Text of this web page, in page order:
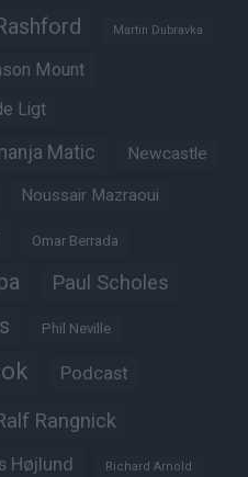
Martin Dubravka
Mount
Ligt
Matic Newcastle
Noussair Mazraoui
Omar Berrada
Paul Scholes
Phil Neville
Podcast
Rangnick
Højlund Richard Arnold